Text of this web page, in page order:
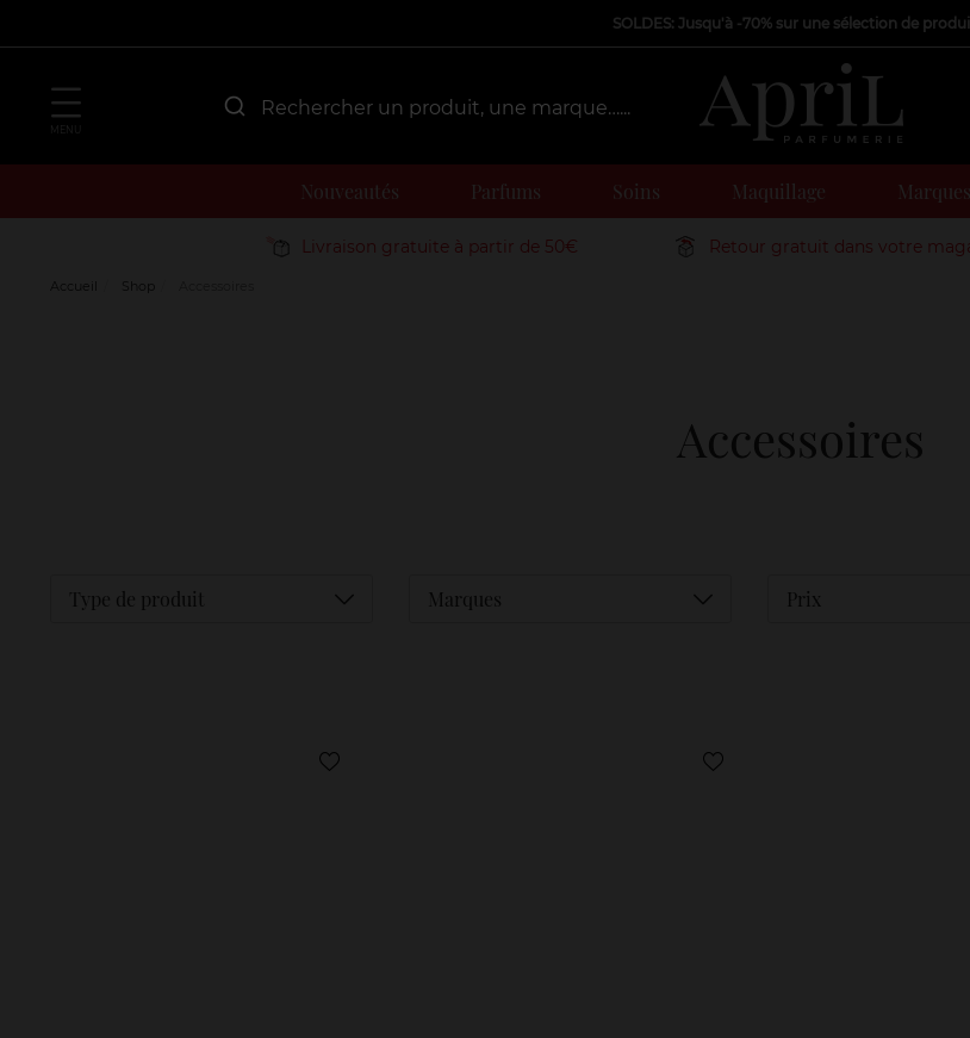
SOLDES: Jusqu'à -70% sur une sélection de
Nouveautés Parfums Soins Maquillage Marques
Livraison gratuite à partir de 50€ Retour gratuit dans votre
Accueil Shop
Accessoires
Type de produit Déplier Marques Déplier Prix